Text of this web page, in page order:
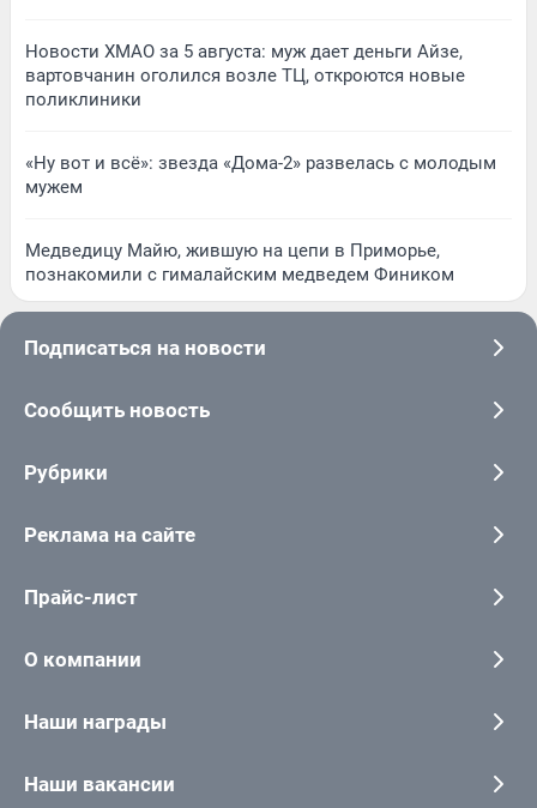
Новости ХМАО за 5 августа: муж дает деньги Айзе,
вартовчанин оголился возле ТЦ, откроются новые
поликлиники
«Ну вот и всё»: звезда «Дома-2» развелась с молодым
мужем
Медведицу Майю, жившую на цепи в Приморье,
познакомили с гималайским медведем Фиником
Подписаться на новости
Сообщить новость
Рубрики
Реклама на сайте
Прайс-лист
О компании
Наши награды
Наши вакансии